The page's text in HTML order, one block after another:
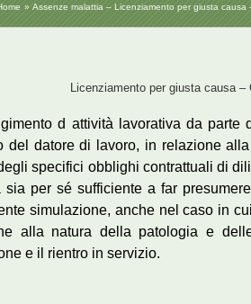
Assenze malattia – Licenziamento per giusta
Licenziamento per giusta causa
d attività lavorativa da parte
del datore di lavoro, in relazione
specifici obblighi contrattuali di
sia per sé sufficiente a far
simulazione, anche nel caso in
alla natura della patologia e
e il rientro in servizio.